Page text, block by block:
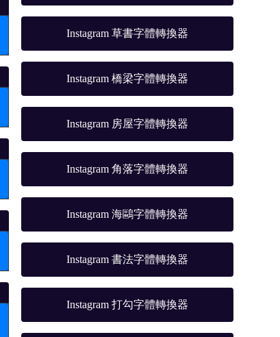
Instagram 草書字體轉換器
Instagram 橋梁字體轉換器
Instagram 房屋字體轉換器
Instagram 角落字體轉換器
Instagram 海鷗字體轉換器
Instagram 書法字體轉換器
Instagram 打勾字體轉換器